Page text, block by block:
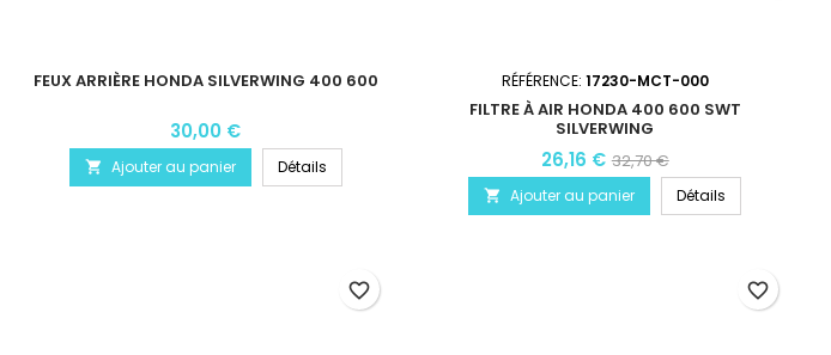
FEUX ARRIÈRE HONDA SILVERWING 400 600
30,00 €
 Ajouter au panier Détails
RÉFÉRENCE: 17230-MCT-000
FILTRE À AIR HONDA 400 600 SWT
SILVERWING
26,16 € 32,70 €
 Ajouter au panier Détails
favorite_border favorite_border